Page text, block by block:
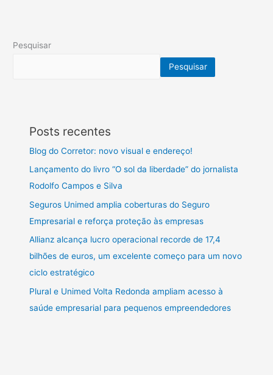
Pesquisar
Pesquisar
Posts recentes
Blog do Corretor: novo visual e endereço!
Lançamento do livro “O sol da liberdade” do jornalista
Rodolfo Campos e Silva
Seguros Unimed amplia coberturas do Seguro
Empresarial e reforça proteção às empresas
Allianz alcança lucro operacional recorde de 17,4
bilhões de euros, um excelente começo para um novo
ciclo estratégico
Plural e Unimed Volta Redonda ampliam acesso à
saúde empresarial para pequenos empreendedores